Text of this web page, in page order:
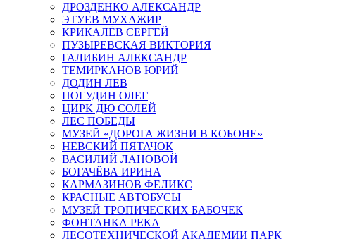
ДРОЗДЕНКО АЛЕКСАНДР
ЭТУЕВ МУХАЖИР
КРИКАЛЁВ СЕРГЕЙ
ПУЗЫРЕВСКАЯ ВИКТОРИЯ
ГАЛИБИН АЛЕКСАНДР
ТЕМИРКАНОВ ЮРИЙ
ДОДИН ЛЕВ
ПОГУДИН ОЛЕГ
ЦИРК ДЮ СОЛЕЙ
ЛЕС ПОБЕДЫ
МУЗЕЙ «ДОРОГА ЖИЗНИ В КОБОНЕ»
НЕВСКИЙ ПЯТАЧОК
ВАСИЛИЙ ЛАНОВОЙ
БОГАЧЁВА ИРИНА
КАРМАЗИНОВ ФЕЛИКС
КРАСНЫЕ АВТОБУСЫ
МУЗЕЙ ТРОПИЧЕСКИХ БАБОЧЕК
ФОНТАНКА РЕКА
ЛЕСОТЕХНИЧЕСКОЙ АКАДЕМИИ ПАРК